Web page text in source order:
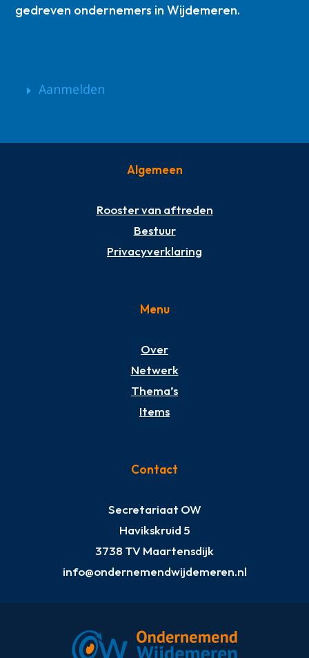
gedreven ondernemers in Wijdemeren.
Aanmelden
Algemeen
Rooster van aftreden
Bestuur
Privacyverklaring
Menu
Over
Netwerk
Thema’s
Items
Contact
Secretariaat OW
Havikskruid 5
3738 TV Maartensdijk
info@ondernemendwijdemeren.nl